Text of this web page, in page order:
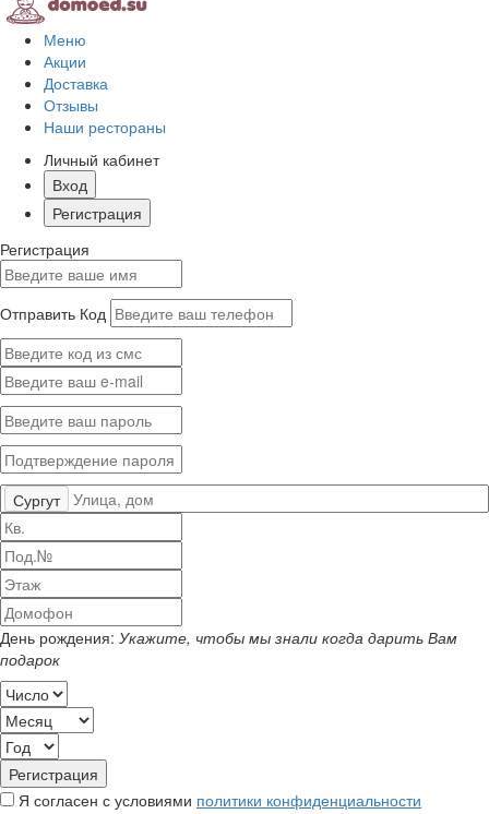
Меню
Акции
Доставка
Отзывы
Наши рестораны
Личный кабинет
Вход
Регистрация
Регистрация
Отправить Код
Сургут
День рождения: Укажите, чтобы мы знали когда дарить Вам
подарок
Я согласен с условиями политики конфиденциальности